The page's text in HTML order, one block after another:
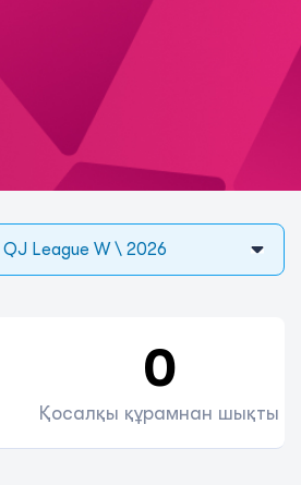
QJ League W \ 2026
0
Қосалқы құрамнан шықты